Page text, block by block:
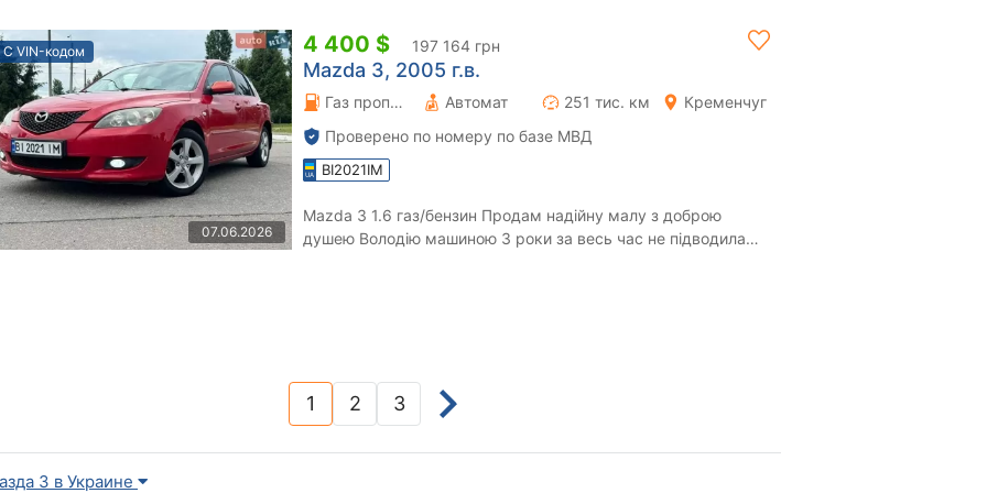
С VIN-кодом
07.06.2026
4 400 $ 197 164 грн
Mazda 3, 2005 г.в.
Газ пропан-бутан \ Бензин 1.6 л. Автомат 251 тис. км
Кременчуг
Проверено по номеру по базе МВД
BI2021IM
Mazda 3 1.6 газ/бензин Продам надійну малу з доброю
душею Володію машиною 3 роки за весь час не підводила
1(current)
2 3
3 в Украине